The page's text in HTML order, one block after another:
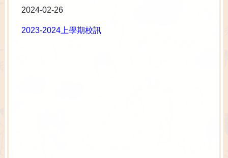
2024-02-26
2023-2024上學期校訊